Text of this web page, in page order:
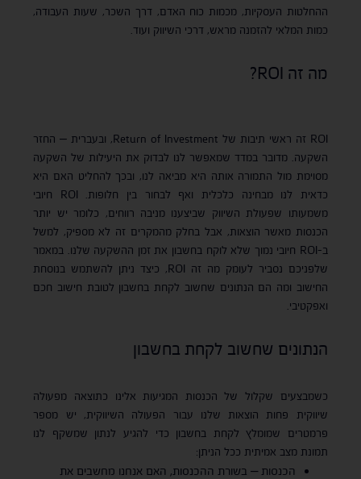
ההחלטות העסקיות, מכמות כוח האדם, דרך השכר, שעות העבודה,
כמות המלאי להזמנה מראש, דרכי השיווק ועוד.
מה זה ROI?
ROI זה ראשי תיבות של Return of Investment, ובעברית – החזר
השקעה. מדובר במדד שמאפשר לנו לבדוק את היעילות של השקעה
מסוימת מול התמורה אותה היא מביאה לנו, ובכך להחליט האם היא
כדאית לנו מבחינה כלכלית ואף לבחור בין חלופות. ROI חיובי
משמעותו שפעולת השיווק שביצענו מניבה רווחים, כלומר יש יותר
הכנסות מאשר הוצאות, אבל בחלק מהמקרים זה לא מספיק, למשל
ב-ROI חיובי נמוך שלא לוקח בחשבון את זמן ההשקעה שלנו. במאמר
שלפניכם נסביר לעומק מה זה ROI, כיצד ניתן להשתמש בנוסחת
החישוב ומה הם הנתונים שחשוב לקחת בחשבון לטובת חישוב חכם
ואפקטיבי.
הנתונים שחשוב לקחת בחשבון
כשמבצעים שקלול של הכנסות המגיעות אלינו כתוצאה מפעולה
שיווקית פחות הוצאות שלנו עבור הפעולה השיווקית, יש מספר
פרמטרים שמומלץ לקחת בחשבון כדי להגיע לנתון שמשקף לנו
תמונת מצב אמיתית ככל הניתן:
הכנסות – בשורת ההכנסות, האם אנחנו מחשבים את